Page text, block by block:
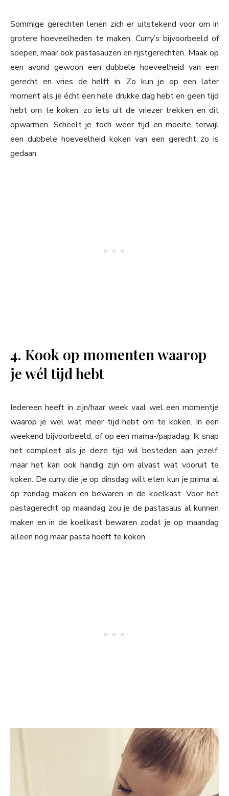
Sommige gerechten lenen zich er uitstekend voor om in
grotere hoeveelheden te maken. Curry’s bijvoorbeeld of
soepen, maar ook pastasauzen en rijstgerechten. Maak op
een avond gewoon een dubbele hoeveelheid van een
gerecht en vries de helft in. Zo kun je op een later
moment als je écht een hele drukke dag hebt en geen tijd
hebt om te koken, zo iets uit de vriezer trekken en dit
opwarmen. Scheelt je toch weer tijd en moeite terwijl
een dubbele hoeveelheid koken van een gerecht zo is
gedaan.
4. Kook op momenten waarop
je wél tijd hebt
Iedereen heeft in zijn/haar week vaal wel een momentje
waarop je wel wat meer tijd hebt om te koken. In een
weekend bijvoorbeeld, of op een mama-/papadag. Ik snap
het compleet als je deze tijd wil besteden aan jezelf,
maar het kan ook handig zijn om alvast wat vooruit te
koken. De curry die je op dinsdag wilt eten kun je prima al
op zondag maken en bewaren in de koelkast. Voor het
pastagerecht op maandag zou je de pastasaus al kunnen
maken en in de koelkast bewaren zodat je op maandag
alleen nog maar pasta hoeft te koken.